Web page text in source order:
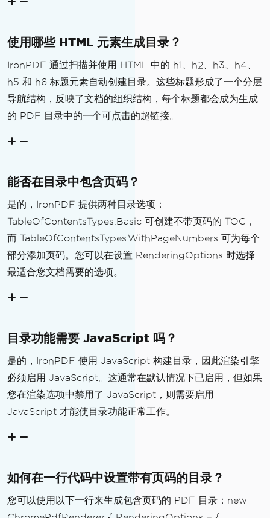
使用哪些 HTML 元素生成目录？
IronPDF 通过扫描并使用 HTML 中的 h1、h2、h3、h4、
h5 和 h6 标题元素自动创建目录。这些标题形成了一个分层
导航结构，反映了文档的组织结构，每个标题都会成为生成
的 PDF 目录中的一个可点击的超链接。
能否在目录中包含页码？
是的，IronPDF 提供两种目录选项：
TableOfContentsTypes.Basic 可创建不带页码的 TOC，
而 TableOfContentsTypes.WithPageNumbers 可为每个
部分添加页码。您可以在设置 RenderingOptions 时选择
最适合您文档需要的选项。
目录功能需要 JavaScript 吗？
是的，IronPDF 使用 JavaScript 构建目录，因此渲染引擎
必须启用 JavaScript。这通常在默认情况下已启用，但如果
您在渲染选项中禁用了 JavaScript，则需要启用
JavaScript 才能使目录功能正常工作。
如何在一行代码中设置带有页码的目录？
您可以使用以下一行来生成包含页码的 PDF 目录：new